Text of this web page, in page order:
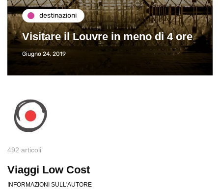
destinazioni
Visitare il Louvre in meno di 4 ore
Giugno 24, 2019
492 articoli
Viaggi Low Cost
INFORMAZIONI SULL'AUTORE